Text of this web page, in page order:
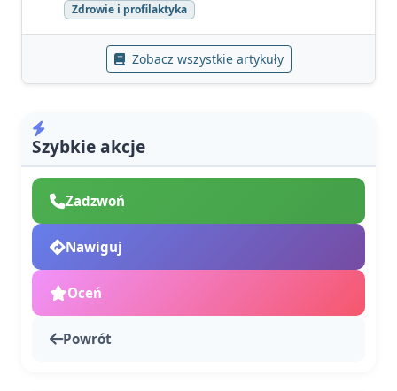
Zdrowie i profilaktyka
Zobacz wszystkie artykuły
Szybkie akcje
Zadzwoń
Nawiguj
Oceń
Powrót